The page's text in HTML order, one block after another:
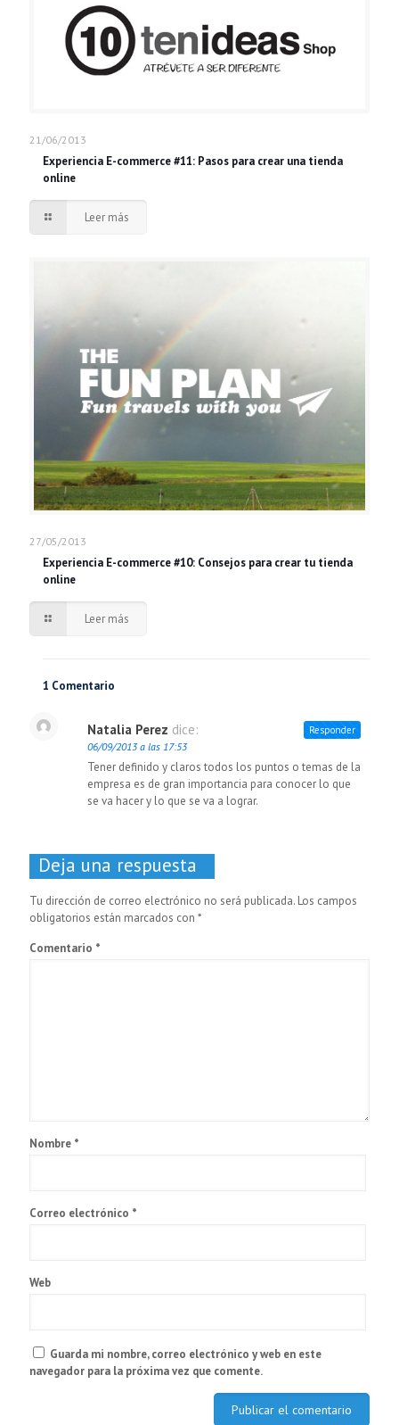
21/06/2013
Experiencia E-commerce #11: Pasos para crear una tienda
online
Leer más
27/05/2013
Experiencia E-commerce #10: Consejos para crear tu tienda
online
Leer más
1 Comentario
Natalia Perez dice:
06/09/2013 a las 17:53
Tener definido y claros todos los puntos o temas de la
empresa es de gran importancia para conocer lo que
se va hacer y lo que se va a lograr.
Responder
Deja una respuesta
Tu dirección de correo electrónico no será publicada. Los campos
obligatorios están marcados con *
Comentario *
Nombre *
Correo electrónico *
Web
Guarda mi nombre, correo electrónico y web en este
navegador para la próxima vez que comente.